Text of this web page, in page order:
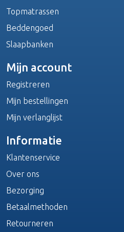
Topmatrassen
Beddengoed
Slaapbanken
Mijn account
Registreren
Mijn bestellingen
Mijn verlanglijst
Informatie
Klantenservice
Over ons
Bezorging
Betaalmethoden
Retourneren